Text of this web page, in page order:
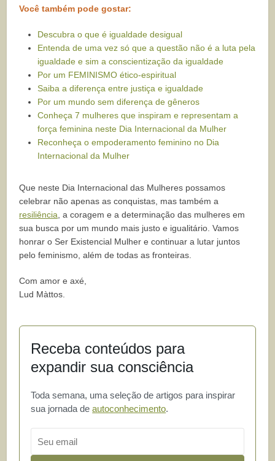
Você também pode gostar:
Descubra o que é igualdade desigual
Entenda de uma vez só que a questão não é a luta pela
igualdade e sim a conscientização da igualdade
Por um FEMINISMO ético-espiritual
Saiba a diferença entre justiça e igualdade
Por um mundo sem diferença de gêneros
Conheça 7 mulheres que inspiram e representam a
força feminina neste Dia Internacional da Mulher
Reconheça o empoderamento feminino no Dia
Internacional da Mulher
Que neste Dia Internacional das Mulheres possamos
celebrar não apenas as conquistas, mas também a
resiliência, a coragem e a determinação das mulheres em
sua busca por um mundo mais justo e igualitário. Vamos
honrar o Ser Existencial Mulher e continuar a lutar juntos
pelo feminismo, além de todas as fronteiras.
Com amor e axé,
Lud Màttos.
Receba conteúdos para
expandir sua consciência
Toda semana, uma seleção de artigos para inspirar
sua jornada deautoconhecimento.